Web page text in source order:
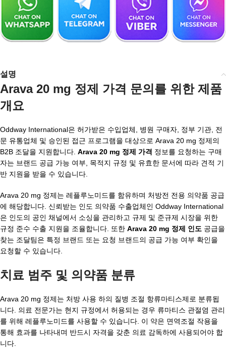
설명
Arava 20 mg 정제 가격 문의를 위한 제품
개요
Oddway International은 허가받은 수입업체, 병원 구매자, 정부 기관, 전
문 유통업체 및 승인된 접근 프로그램을 대상으로 Arava 20 mg 정제의
B2B 조달을 지원합니다. Arava 20 mg 정제 가격 정보를 요청하는 구매
자는 브랜드 공급 가능 여부, 목적지 규정 및 유효한 문서에 따라 견적 기
반 지원을 받을 수 있습니다.
Arava 20 mg 정제는 레플루노미드를 함유하며 처방전 전용 의약품 공급
에 해당합니다. 신뢰받는 인도 의약품 수출업체인 Oddway International
은 인도의 공인 채널에서 소싱을 관리하고 규제 및 준규제 시장을 위한
규정 준수 수출 지원을 조율합니다. 또한 Arava 20 mg 정제 인도 공급을
찾는 조달팀은 특정 브랜드 또는 요청 브랜드의 공급 가능 여부 확인을
요청할 수 있습니다.
치료 범주 및 의약품 분류
Arava 20 mg 정제는 처방 사용 하의 질병 조절 항류마티스제로 분류됩
니다. 의료 전문가는 현지 규정에서 허용되는 경우 류마티스 관절염 관리
를 위해 레플루노미드를 사용할 수 있습니다. 이 약은 면역조절 작용을
통해 효과를 나타내며 반드시 자격을 갖춘 의료 감독하에 사용되어야 합
니다.